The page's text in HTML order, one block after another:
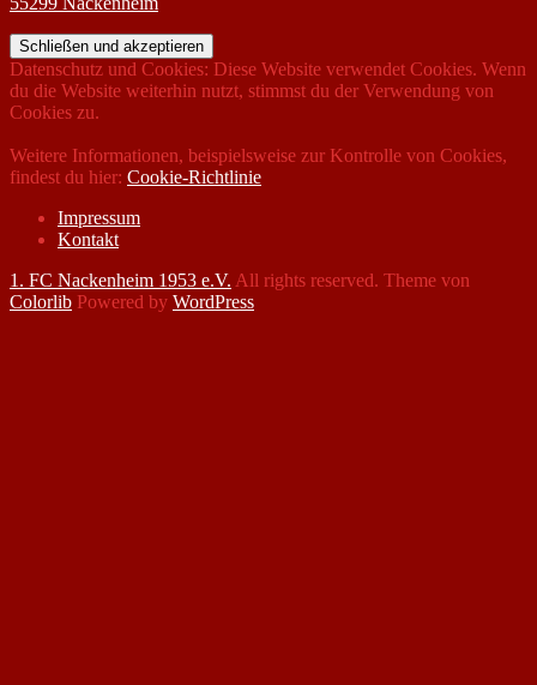
Datenschutz und Cookies: Diese Website verwendet Cookies. Wenn
du die Website weiterhin nutzt, stimmst du der Verwendung von
Cookies zu.
Weitere Informationen, beispielsweise zur Kontrolle von Cookies,
findest du hier: Cookie-Richtlinie
Impressum
Kontakt
1. FC Nackenheim 1953 e.V. All rights reserved. Theme von
Colorlib Powered by WordPress